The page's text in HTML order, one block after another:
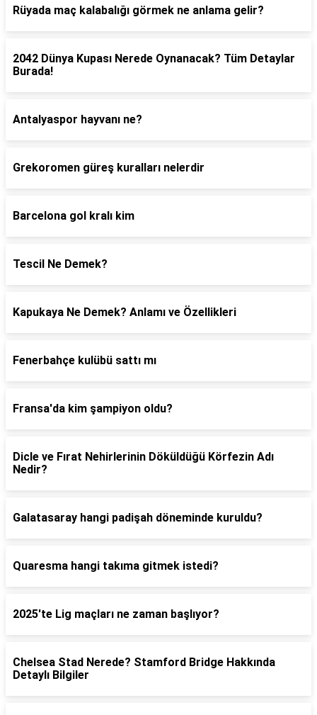
Rüyada maç kalabalığı görmek ne anlama gelir?
2042 Dünya Kupası Nerede Oynanacak? Tüm Detaylar
Burada!
Antalyaspor hayvanı ne?
Grekoromen güreş kuralları nelerdir
Barcelona gol kralı kim
Tescil Ne Demek?
Kapukaya Ne Demek? Anlamı ve Özellikleri
Fenerbahçe kulübü sattı mı
Fransa'da kim şampiyon oldu?
Dicle ve Fırat Nehirlerinin Döküldüğü Körfezin Adı
Nedir?
Galatasaray hangi padişah döneminde kuruldu?
Quaresma hangi takıma gitmek istedi?
2025'te Lig maçları ne zaman başlıyor?
Chelsea Stad Nerede? Stamford Bridge Hakkında
Detaylı Bilgiler